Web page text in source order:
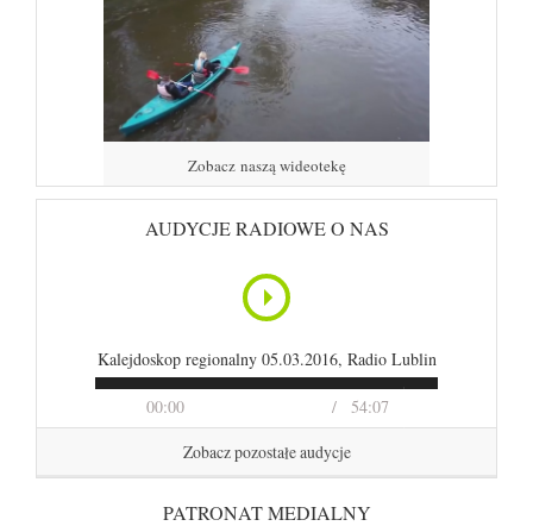
Zobacz naszą wideotekę
AUDYCJE RADIOWE O NAS
00:00 54:07
Kalejdoskop regionalny 05.03.2016, Radio Lublin
Zobacz pozostałe audycje
PATRONAT MEDIALNY